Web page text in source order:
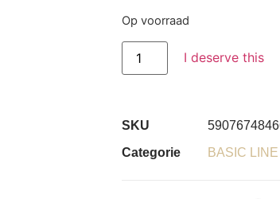
Op voorraad
I deserve this
SKU
Categorie
BASIC LINE